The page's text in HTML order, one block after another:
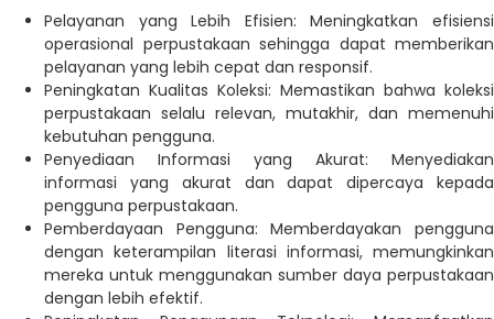
Pelayanan yang Lebih Efisien: Meningkatkan efisiensi
operasional perpustakaan sehingga dapat memberikan
pelayanan yang lebih cepat dan responsif.
Peningkatan Kualitas Koleksi: Memastikan bahwa koleksi
perpustakaan selalu relevan, mutakhir, dan memenuhi
kebutuhan pengguna.
Penyediaan Informasi yang Akurat: Menyediakan
informasi yang akurat dan dapat dipercaya kepada
pengguna perpustakaan.
Pemberdayaan Pengguna: Memberdayakan pengguna
dengan keterampilan literasi informasi, memungkinkan
mereka untuk menggunakan sumber daya perpustakaan
dengan lebih efektif.